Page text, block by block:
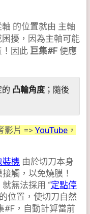
的位置就由 主軸
擾，因為主軸可能
因此 巨集#F便應
凸輪角度；隨後
影片 => YouTube，
裝機由於切刀本身
觸，以免燒膜！
無法採用 “定點停
位置，使切刀自然
#F，自動計算當前